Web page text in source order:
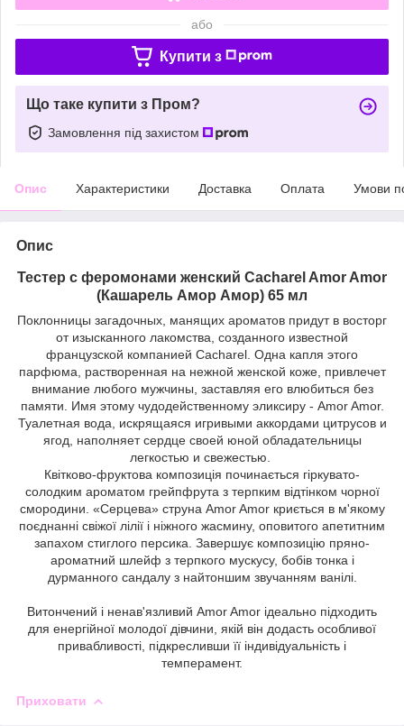
або
Купити з
Що таке купити з Пром?
Замовлення під захистом
Опис Характеристики Доставка Оплата Умови
Опис
Тестер с феромонами женский Cacharel Amor Amor
(Кашарель Амор Амор) 65 мл
Поклонницы загадочных, манящих ароматов придут в восторг
от изысканного лакомства, созданного известной
французской компанией Cacharel. Одна капля этого
парфюма, растворенная на нежной женской коже, привлечет
внимание любого мужчины, заставляя его влюбиться без
памяти. Имя этому чудодейственному эликсиру - Amor Amor.
Туалетная вода, искрящаяся игривыми аккордами цитрусов и
ягод, наполняет сердце своей юной обладательницы
легкостью и свежестью.
Квітково-фруктова композиція починається гіркувато-
солодким ароматом грейпфрута з терпким відтінком чорної
смородини. «Серцева» струна Amor Amor криється в м'якому
поєднанні свіжої лілії і ніжного жасмину, оповитого апетитним
запахом стиглого персика. Завершує композицію пряно-
ароматний шлейф з терпкого мускусу, бобів тонка і
дурманного сандалу з найтоншим звучанням ванілі.
Витончений і ненав'язливий Amor Amor ідеально підходить
для енергійної молодої дівчини, якій він додасть особливої
привабливості, підкресливши її індивідуальність і
темперамент.
Приховати